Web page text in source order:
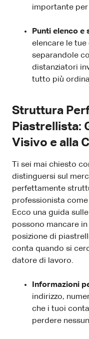
importante
Punti elenco e
elencare le tue
separandole
distanziatori
tutto più
Struttura
Piastrellista:
Visivo e alla
Ti sei mai chiesto
distinguersi sul
perfettamente
professionista
Ecco una guida
possono mancare
posizione di
conta quando si
datore di lavoro.
Informazioni
indirizzo,
che i tuoi
perdere